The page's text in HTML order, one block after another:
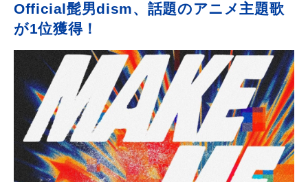
Official髭男dism、話題のアニメ主題歌
が1位獲得！